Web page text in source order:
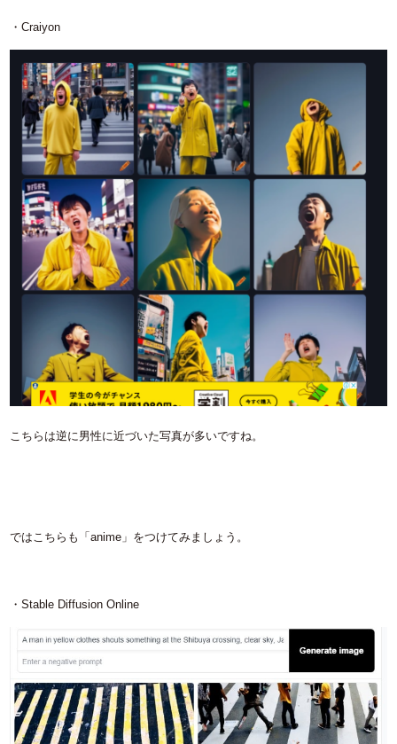
・Craiyon
こちらは逆に男性に近づいた写真が多いですね。
ではこちらも「anime」をつけてみましょう。
・Stable Diffusion Online